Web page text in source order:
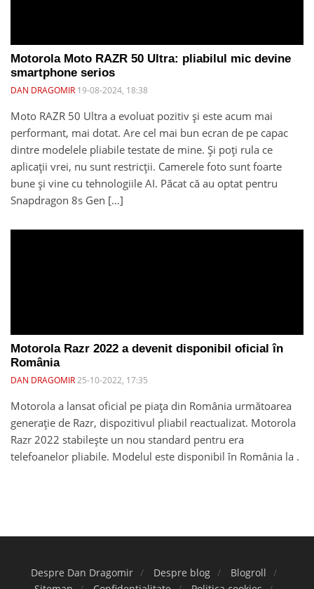
Motorola Moto RAZR 50 Ultra: pliabilul mic devine
smartphone serios
DAN DRAGOMIR 19-08-2024, 18:38
Moto RAZR 50 Ultra a evoluat pozitiv și este acum mai
performant, mai dotat. Are cel mai bun ecran de pe capac
dintre modelele pliabile testate de mine. Și poți rula ce
aplicații vrei, nu sunt restricții. Camerele foto sunt foarte
bune și vine cu tehnologiile AI. Păcat că au optat pentru
Snapdragon 8s Gen […]
Motorola Razr 2022 a devenit disponibil oficial în
România
DAN DRAGOMIR25-10-2022, 17:35
Motorola a lansat oficial pe piața din România următoarea
generație de Razr, dispozitivul pliabil reactualizat. Motorola
Razr 2022 stabilește un nou standard pentru era
telefoanelor pliabile. Modelul este disponibil în România la .
Despre Dan Dragomir Despre blog
Blogroll